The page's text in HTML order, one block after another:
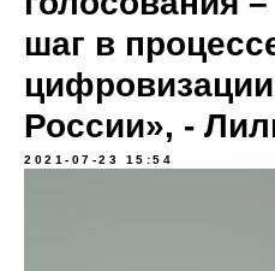
шаг в
России», -
2021-07-23 15:54